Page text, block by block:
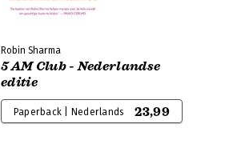
Robin Sharma
5 AM Club - Nederlandse
editie
Paperback | Nederlands 23,99